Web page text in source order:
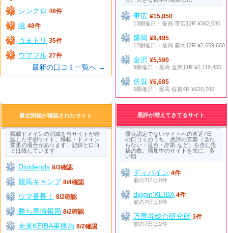
シンクロ 48件
暁 48件
うまトリ 35件
ウマフル 27件
最新の口コミ一覧へ →
帯広¥15,850
13開催日・最高 帯広12R ¥362,030
盛岡¥9,495
12開催日・最高 盛岡12R ¥2,659,660
金沢¥5,590
9開催日・最高 金沢11R ¥1,119,450
佐賀¥6,685
5開催日・最高 佐賀4R ¥620,760
悪評が増えてきてるサイト
優良認定でないサイトへの直近7日
の口コミのうち、悪評の言葉（当た
らない・返金・詐欺 など）を含む投
稿の数。増加中のサイトを先に、多
い順
ディバイン 4件
前の7日は0件
diggin'KEIBA 4件
前の7日は0件
万馬券総合研究所 3件
前の7日は2件
最近閉鎖が確認されたサイト
掲載ドメインの消滅を当サイトが確
認した予想サイト。移転・ドメイン
変更の場合があります。記録と口コ
ミは残しています
Dividends 8/3確認
競馬キャンプ 8/4確認
ウマ番長！ 8/2確認
勝ち馬情報局 8/2確認
未来KEIBA事務局 8/2確認